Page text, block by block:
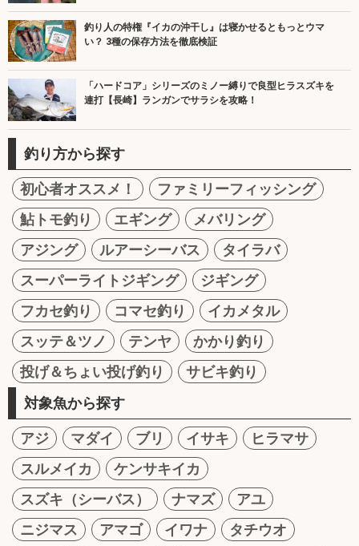
釣り人の特権『イカの沖干し』は寝かせるともっとウマ
い？ 3種の保存方法を徹底検証
「ハードコア」シリーズのミノー縛りで良型ヒラスズキを
連打【長崎】ランガンでサラシを攻略！
釣り方から探す
初心者オススメ！
ファミリーフィッシング
鮎トモ釣り
エギング
メバリング
アジング
ルアーシーバス
タイラバ
スーパーライトジギング
ジギング
フカセ釣り
コマセ釣り
イカメタル
スッテ＆ツノ
テンヤ
かかり釣り
投げ＆ちょい投げ釣り
サビキ釣り
対象魚から探す
アジ マダイ ブリ イサキ
ヒラマサ
スルメイカ
ケンサキイカ
スズキ（シーバス）
ナマズ
アユ
ニジマス
アマゴ イワナ
タチウオ